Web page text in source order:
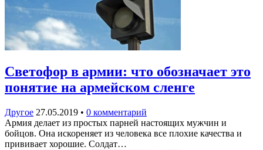
Светофор в армии: что обозначает это
понятие на армейском сленге
Другое 27.05.2019 • 0 комментарий
Армия делает из простых парней настоящих мужчин и
бойцов. Она искореняет из человека все плохие качества и
прививает хорошие. Солдат…